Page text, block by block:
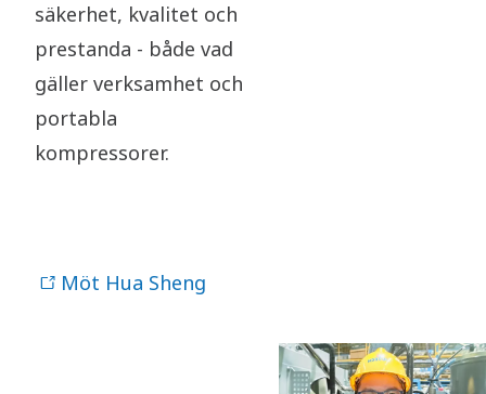
säkerhet, kvalitet och
prestanda - både vad
gäller verksamhet och
portabla
kompressorer.
Möt Hua Sheng